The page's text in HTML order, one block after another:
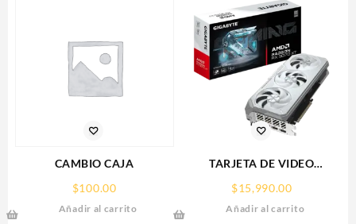
CAMBIO CAJA
$100.00
Añadir al carrito
TARJETA DE VIDEO
R907XGAMINGOCICE-16GD)
RX 9070
$15,990.00
Añadir al carrito